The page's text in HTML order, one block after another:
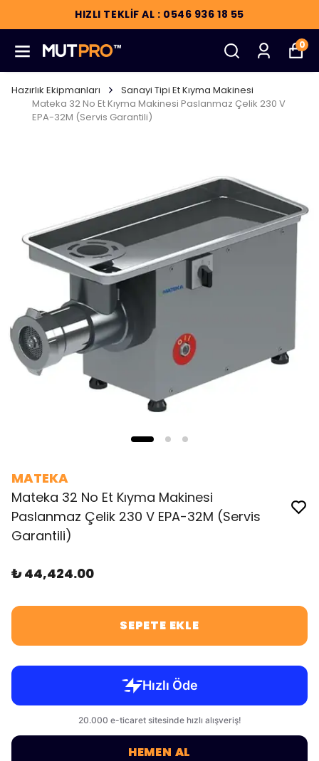
HIZLI TEKLİF AL : 0546 936 18 55
0
Hazırlık Ekipmanları
Sanayi Tipi Et Kıyma Makinesi
Mateka 32 No Et Kıyma Makinesi Paslanmaz Çelik 230 V
EPA-32M (Servis Garantili)
MATEKA
Mateka 32 No Et Kıyma Makinesi
Paslanmaz Çelik 230 V EPA-32M (Servis
Garantili)
₺ 44,424.00
SEPETE EKLE
HEMEN AL